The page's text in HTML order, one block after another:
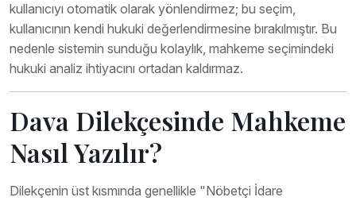
kullanıcıyı otomatik olarak yönlendirmez; bu seçim,
kullanıcının kendi hukuki değerlendirmesine bırakılmıştır. Bu
nedenle sistemin sunduğu kolaylık, mahkeme seçimindeki
hukuki analiz ihtiyacını ortadan kaldırmaz.
Dava Dilekçesinde Mahkeme
Nasıl Yazılır?
Dilekçenin üst kısmında genellikle "Nöbetçi İdare